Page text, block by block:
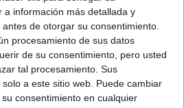
a información más detallada y
de otorgar su consentimiento.
procesamiento de sus datos
de su consentimiento, pero usted
tal procesamiento. Sus
a este sitio web. Puede cambiar
consentimiento en cualquier
de Uso